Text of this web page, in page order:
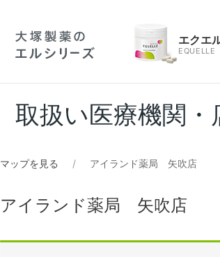
エクエ
EQUELLE
取扱い医療機関・
マップを見る アイランド薬局 矢吹店
アイランド薬局 矢吹店